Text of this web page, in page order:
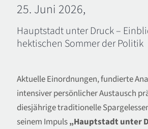
25. Juni 2026,
Hauptstadt unter Druck –
hektischen Sommer der Politik
Aktuelle Einordnungen, fundierte
intensiver persönlicher Austausch
diesjährige traditionelle
seinem Impuls„Hauptstadt unter